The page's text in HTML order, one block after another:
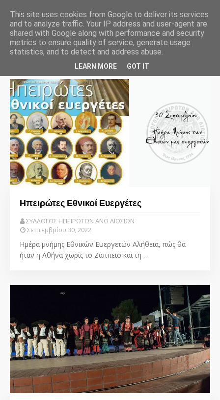
Προβολή αναρτήσεων από Σεπτέμβριος, 2022
Ηπειρώτες Εθνικοί Ευεργέτες
ΣΥΛΛΟΓΟΣ ΗΠΕΙΡΩΤΩΝ ΑΝΩ ΛΙΟΣΙΩΝ
Σεπτεμβρίου 30, 2022
Ημέρα μνήμης Εθνικών Ευεργετών Αλήθεια, πώς θα
ήταν η Αθήνα χωρίς το Ζάππειο και τη …
This site uses cookies from Google to deliver its services
and to analyze traffic. Your IP address and user-agent are
shared with Google along with performance and security
metrics to ensure quality of service, generate usage
statistics, and to detect and address abuse.
LEARN MORE GOT IT